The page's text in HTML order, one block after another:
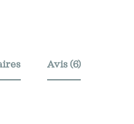
Avis (6)